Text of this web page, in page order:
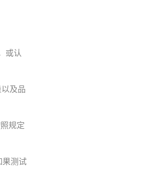
或认
及品
规定
果测试